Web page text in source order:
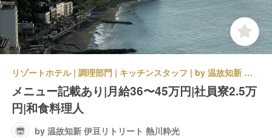
リゾートホテル | 調理部門 | キッチンスタッフ | by 温故知新 伊豆リトリート 熱川粋光
メニュー記載あり|月給36〜45万円|社員寮2.5万
円|和食料理人
by 温故知新 伊豆リトリート 熱川粋光